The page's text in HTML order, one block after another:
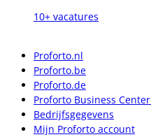
10+ vacatures
Proforto.nl
Proforto.be
Proforto.de
Proforto Business Center
Bedrijfsgegevens
Mijn Proforto account